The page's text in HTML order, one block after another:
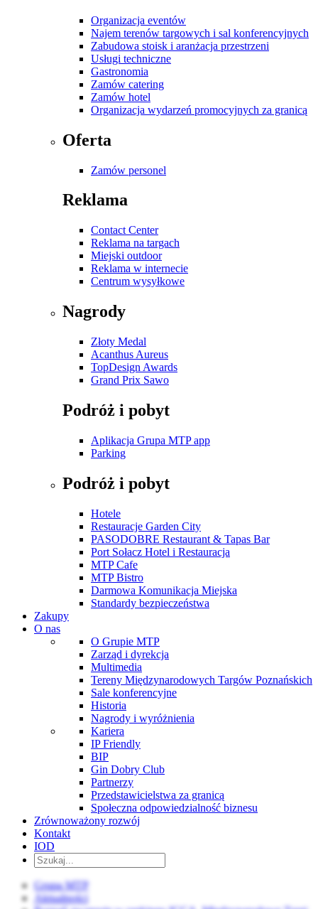
Organizacja eventów
Najem terenów targowych i sal konferencyjnych
Zabudowa stoisk i aranżacja przestrzeni
Usługi techniczne
Gastronomia
Zamów catering
Zamów hotel
Organizacja wydarzeń promocyjnych za granicą
Oferta
Zamów personel
Reklama
Contact Center
Reklama na targach
Miejski outdoor
Reklama w internecie
Centrum wysyłkowe
Nagrody
Złoty Medal
Acanthus Aureus
TopDesign Awards
Grand Prix Sawo
Podróż i pobyt
Aplikacja Grupa MTP app
Parking
Podróż i pobyt
Hotele
Restauracje Garden City
PASODOBRE Restaurant & Tapas Bar
Port Sołacz Hotel i Restauracja
MTP Cafe
MTP Bistro
Darmowa Komunikacja Miejska
Standardy bezpieczeństwa
Zakupy
O nas
O Grupie MTP
Zarząd i dyrekcja
Multimedia
Tereny Międzynarodowych Targów Poznańskich
Sale konferencyjne
Historia
Nagrody i wyróżnienia
Kariera
IP Friendly
BIP
Gin Dobry Club
Partnerzy
Przedstawicielstwa za granicą
Społeczna odpowiedzialność biznesu
Zrównoważony rozwój
Kontakt
IOD
Grupa MTP
Aktualności